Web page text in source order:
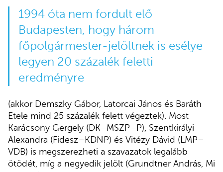
1994 óta nem fordult elő
Budapesten, hogy három
főpolgármester-jelöltnek is esélye
legyen 20 százalék feletti
eredményre
(akkor Demszky Gábor, Latorcai János és Baráth
Etele mind 25 százalék felett végeztek). Most
Karácsony Gergely (DK–MSZP–P), Szentkirályi
Alexandra (Fidesz–KDNP) és Vitézy Dávid (LMP–
VDB) is megszerezheti a szavazatok legalább
ötödét, míg a negyedik jelölt (Grundtner András, Mi